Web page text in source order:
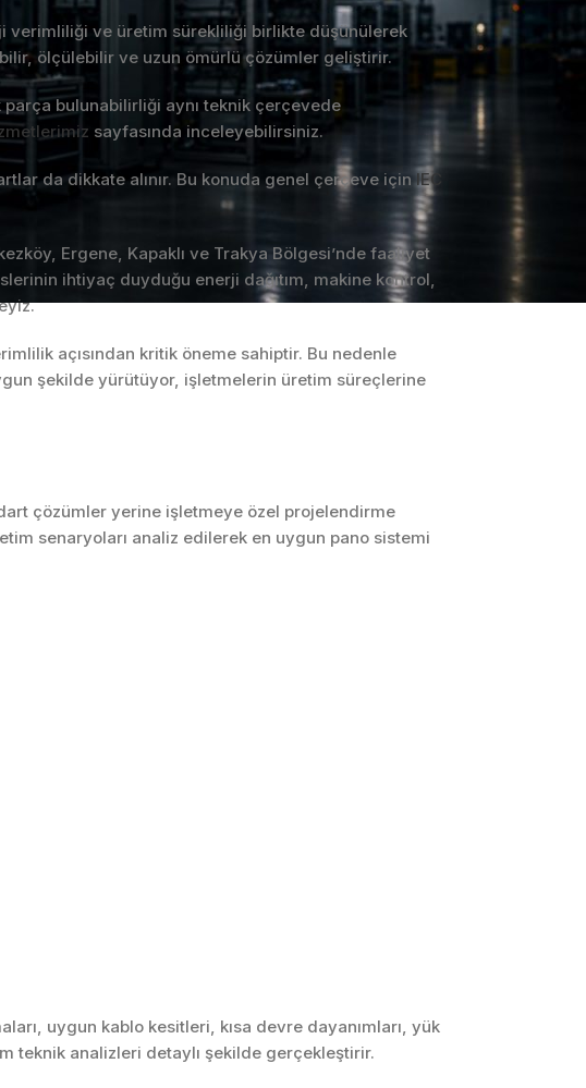
OTOMASYON VE
KONTROL SISTEMLERI
İmalatı
PLC ve Otomasyon
SCADA ve HMI
Sistemleri
verimliliği ve üretim sürekliliği birlikte düşünülerek
ölçülebilir ve uzun ömürlü çözümler geliştirir.
parça bulunabilirliği aynı teknik çerçevede
sayfasında inceleyebilirsiniz.
da dikkate alınır. Bu konuda genel çerçeve için IEC
Ergene, Kapaklı ve Trakya Bölgesi’nde faaliyet
ihtiyaç duyduğu enerji dağıtım, makine kontrol,
açısından kritik öneme sahiptir. Bu nedenle
şekilde yürütüyor, işletmelerin üretim süreçlerine
çözümler yerine işletmeye özel projelendirme
senaryoları analiz edilerek en uygun pano sistemi
uygun kablo kesitleri, kısa devre dayanımları, yük
teknik analizleri detaylı şekilde gerçekleştirir.